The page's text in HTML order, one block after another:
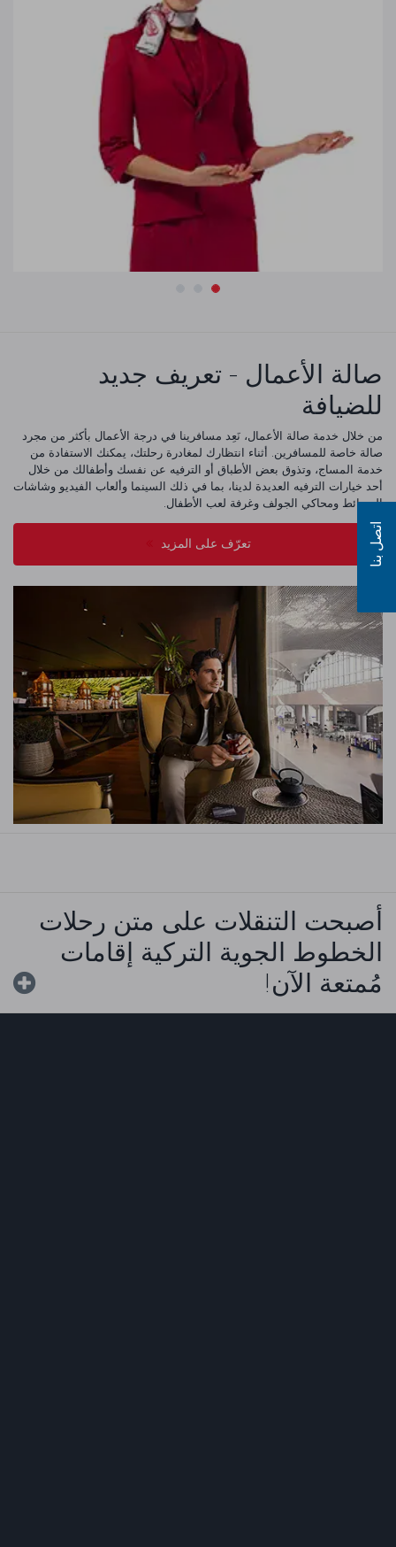
صالة الأعمال - تعريف جديد
للضيافة
من خلال خدمة صالة الأعمال، نَعِد مسافرينا في درجة الأعمال بأكثر من مجرد
صالة خاصة للمسافرين. أثناء انتظارك لمغادرة رحلتك، يمكنك الاستفادة من
خدمة المساج، وتذوق بعض الأطباق أو الترفيه عن نفسك وأطفالك من خلال
أحد خيارات الترفيه العديدة لدينا، بما في ذلك السينما وألعاب الفيديو وشاشات
الوسائط ومحاكي الجولف وغرفة لعب الأطفال.
تعرّف على المزيد
أصبحت التنقلات على متن رحلات
الخطوط الجوية التركية إقامات
مُمتعة الآن!
اتصل بنا